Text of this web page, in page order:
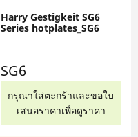
Harry Gestigkeit SG6
Series hotplates_SG6
SG6
กรุณาใส่ตะกร้าและขอใบ
เสนอราคาเพื่อดูราคา